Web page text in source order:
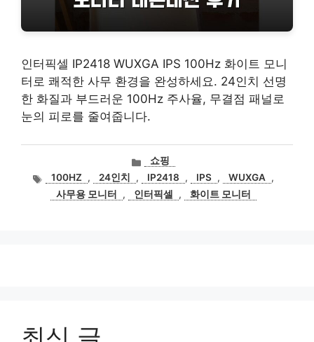
인터픽셀 IP2418 WUXGA IPS 100Hz 화이트 모니
터로 쾌적한 사무 환경을 완성하세요. 24인치 선명
한 화질과 부드러운 100Hz 주사율, 무결점 패널로
눈의 피로를 줄여줍니다.
카
테
고
리
쇼핑
태100HZ , 24인치 , IP2418 , IPS , WUXGA
,
사무용 모니터
, 인터픽셀 , 화이트 모니터